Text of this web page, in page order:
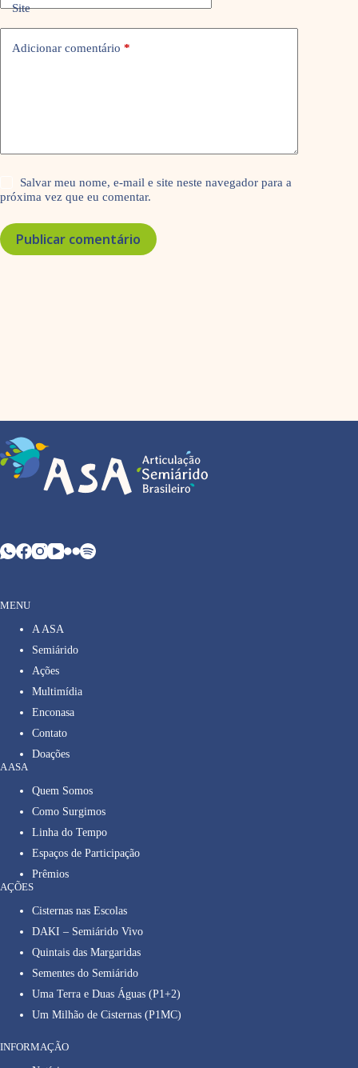
Site
Adicionar comentário *
Salvar meu nome, e-mail e site neste navegador para a
próxima vez que eu comentar.
Publicar comentário
MENU
A ASA
Semiárido
Ações
Multimídia
Enconasa
Contato
Doações
A ASA
Quem Somos
Como Surgimos
Linha do Tempo
Espaços de Participação
Prêmios
AÇÕES
Cisternas nas Escolas
DAKI – Semiárido Vivo
Quintais das Margaridas
Sementes do Semiárido
Uma Terra e Duas Águas (P1+2)
Um Milhão de Cisternas (P1MC)
INFORMAÇÃO